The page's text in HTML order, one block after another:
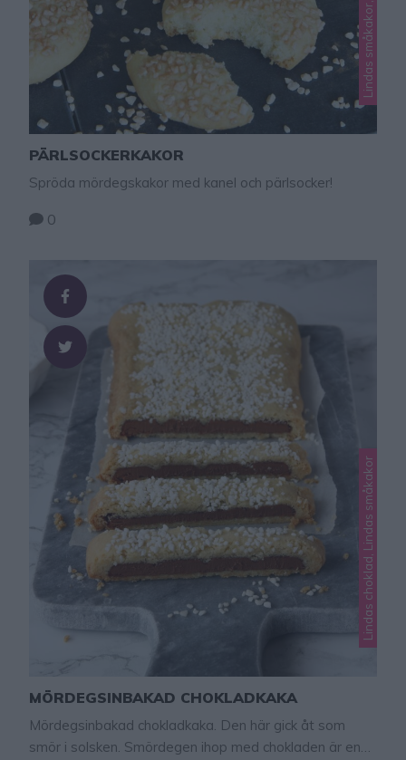
PÄRLSOCKERKAKOR
Spröda mördegskakor med kanel och pärlsocker!
0
Lindas choklad, Lindas småkakor
MÖRDEGSINBAKAD CHOKLADKAKA
Mördegsinbakad chokladkaka. Den här gick åt som
smör i solsken. Smördegen ihop med chokladen är en